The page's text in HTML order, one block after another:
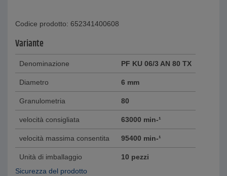
Codice prodotto: 652341400608
Variante
Denominazione PF KU 06/3 AN 80 TX
Diametro 6 mm
Granulometria 80
velocità consigliata 63000 min-¹
velocità massima consentita 95400 min-¹
Unità di imballaggio
10 pezzi
Sicurezza del prodotto